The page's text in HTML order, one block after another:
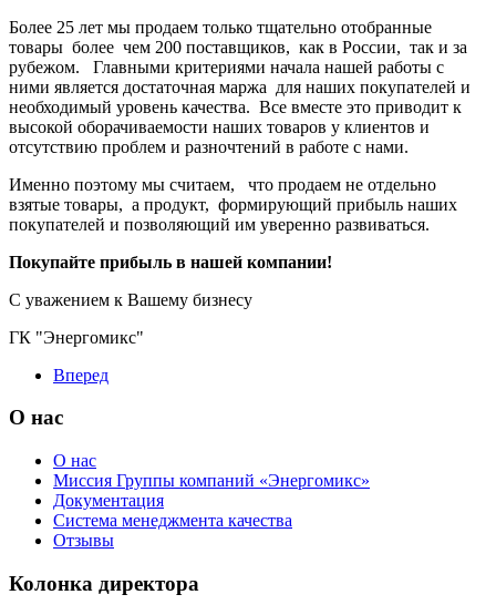
Более 25 лет мы продаем только тщательно отобранные
товары более чем 200 поставщиков, как в России, так и за
рубежом. Главными критериями начала нашей работы с
ними является достаточная маржа для наших покупателей и
необходимый уровень качества. Все вместе это приводит к
высокой оборачиваемости наших товаров у клиентов и
отсутствию проблем и разночтений в работе с нами.
Именно поэтому мы считаем, что продаем не отдельно
взятые товары, а продукт, формирующий прибыль наших
покупателей и позволяющий им уверенно развиваться.
Покупайте прибыль в нашей компании!
С уважением к Вашему бизнесу
ГК "Энергомикс"
Вперед
О нас
О нас
Миссия Группы компаний «Энергомикс»
Документация
Система менеджмента качества
Отзывы
Колонка директора